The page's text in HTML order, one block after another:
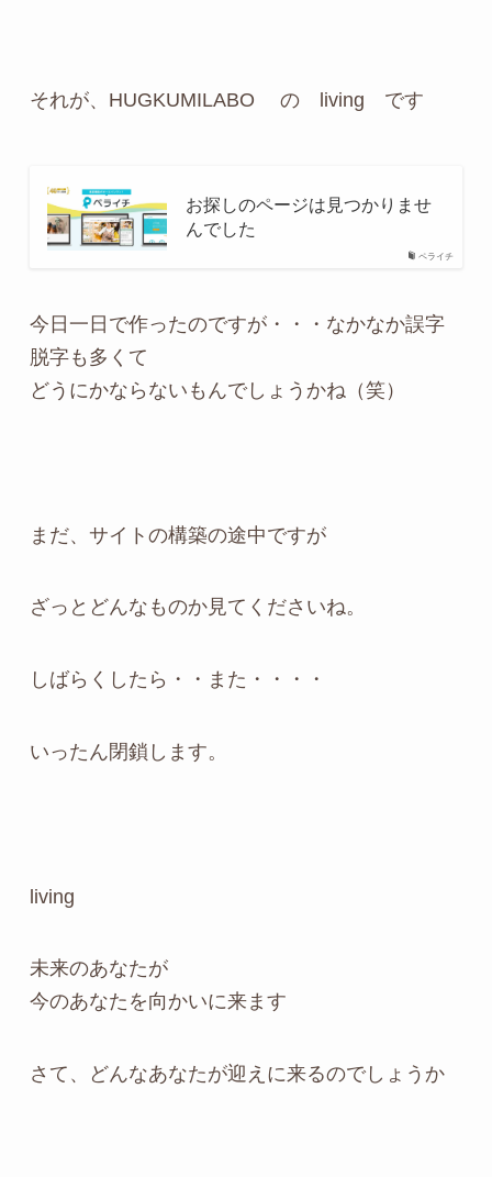
それが、HUGKUMILABO の living です
ペライチ
お探しのページは見つかりませ
んでした
今日一日で作ったのですが・・・なかなか誤字
脱字も多くて
どうにかならないもんでしょうかね（笑）
まだ、サイトの構築の途中ですが
ざっとどんなものか見てくださいね。
しばらくしたら・・また・・・・
いったん閉鎖します。
living
未来のあなたが
今のあなたを向かいに来ます
さて、どんなあなたが迎えに来るのでしょうか